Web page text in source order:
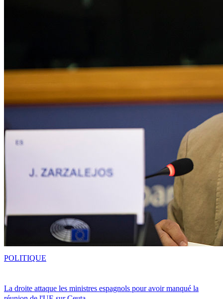
La droite attaque les ministres espagnols pour avoir manqué la
POLITIQUE